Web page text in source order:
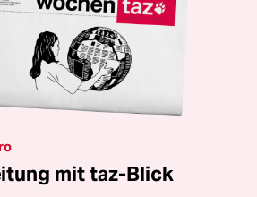
mit taz-Blick